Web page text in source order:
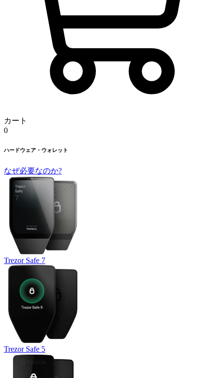
カート
0
ハードウェア・ウォレット
なぜ必要なのか?
Trezor Safe 7
Trezor Safe 5